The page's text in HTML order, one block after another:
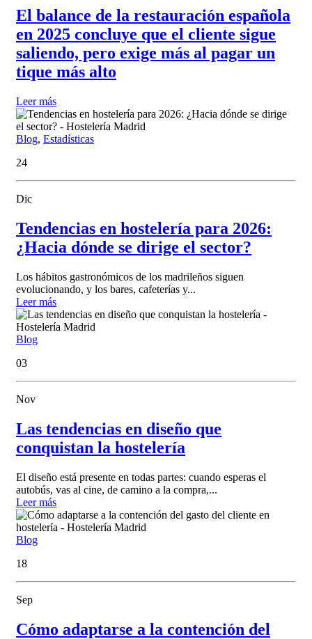
El balance de la restauración española
en 2025 concluye que el cliente sigue
saliendo, pero exige más al pagar un
tique más alto
Leer más
Blog, Estadísticas
24
Dic
Tendencias en hostelería para 2026:
¿Hacia dónde se dirige el sector?
Los hábitos gastronómicos de los madrileños siguen
evolucionando, y los bares, cafeterías y...
Leer más
Blog
03
Nov
Las tendencias en diseño que
conquistan la hostelería
El diseño está presente en todas partes: cuando esperas el
autobús, vas al cine, de camino a la compra,...
Leer más
Blog
18
Sep
Cómo adaptarse a la contención del